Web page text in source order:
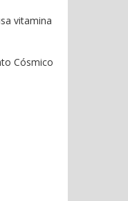
vitamina
Cósmico